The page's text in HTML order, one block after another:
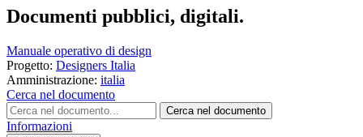
Documenti pubblici, digitali.
Manuale operativo di design
Progetto: Designers Italia
Amministrazione: italia
Cerca nel documento
Cerca nel documento
Informazioni